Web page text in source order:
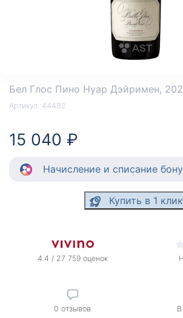
Бел Глос Пино Нуар Дэйримен,
Артикул: 44482
15 040 ₽
Начисление и списание
Купить в 1 клик
4.4 / 27 759 оценок
0 отзывов